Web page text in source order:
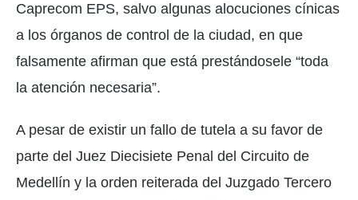
Caprecom EPS, salvo algunas alocuciones cínicas
a los órganos de control de la ciudad, en que
falsamente afirman que está prestándosele “toda
la atención necesaria”.
A pesar de existir un fallo de tutela a su favor de
parte del Juez Diecisiete Penal del Circuito de
Medellín y la orden reiterada del Juzgado Tercero